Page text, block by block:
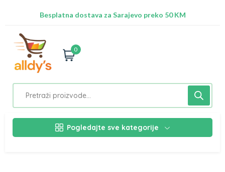
Besplatna dostava za Sarajevo preko 50 KM
0
Pogledajte sve kategorije